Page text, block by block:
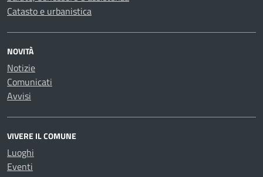
Catasto e urbanistica
NOVITÀ
Notizie
Comunicati
Avvisi
VIVERE IL COMUNE
Luoghi
Eventi